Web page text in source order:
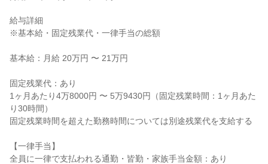
給与詳細
※基本給・固定残業代・一律手当の総額
基本給：月給 20万円 〜 21万円
固定残業代：あり
1ヶ月あたり4万8000円 〜 5万9430円（固定残業時間：1ヶ月あた
り30時間）
固定残業時間を超えた勤務時間については別途残業代を支給する
【一律手当】
全員に一律で支払われる通勤・皆勤・家族手当金額：あり